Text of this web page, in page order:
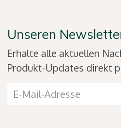
Unseren
Erhalte alle aktuellen
Produkt-Updates direkt